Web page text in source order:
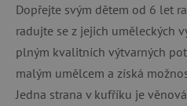
Dopřejte svým dětem od 6 let
radujte se z jejich uměleckých
plným kvalitních výtvarných
malým umělcem a získá
Jedna strana v kufříku je